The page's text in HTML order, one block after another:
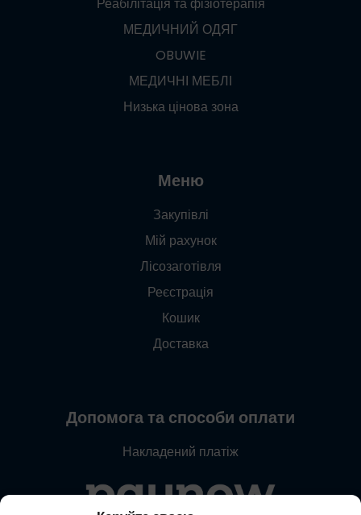
МЕДИЧНИЙ ОДЯГ
OBUWIE
МЕДИЧНІ МЕБЛІ
Низька цінова зона
Меню
Закупівлі
Мій рахунок
Лісозаготівля
Реєстрація
Кошик
Доставка
Допомога та способи оплати
Накладений платіж